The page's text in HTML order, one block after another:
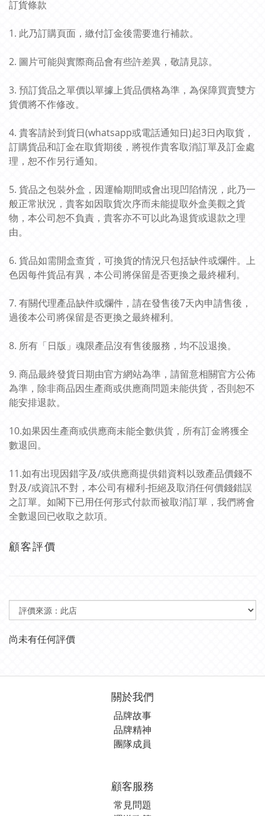
訂貨條款
1. 此乃訂購頁面，繳付訂金後需要進行補款。
2. 圖片可能與實際商品會有些許差異，敬請見諒。
3. 預訂貨品之單價以單據上貨品價格為準，為保障買賣雙方
貨價將不作修改。
4. 貴客請於到貨日(whatsapp或電話通知日)起3日內取貨，
訂購貨品和訂金在取貨期後，將視作貴客取消訂單及訂金處
理，恕不作另行通知。
5. 貨品之包裝外盒，因運輸期間或會出現凹陷情況，此乃一
般正常狀況，貴客如因取貨次序而未能提取外盒美觀之貨
物，本公司恕不負責，貴客亦不可以此為退貨或退款之理
由。
6. 貨品如需開盒查貨，可換貨的情況只包括缺件或爛件。上
色因每件貨品有異，本公司將保留是否更換之最終權利。
7. 有關代理產品缺件或爛件，請在發售後7天內申請售後，
過後本公司將保留是否更換之最終權利。
8. 所有「日版」魂限產品沒有售後服務，均不設退換。
9. 商品最終發貨日期由官方網站為準，請留意相關官方公佈
為準，除非商品因生產商或供應商問題未能供貨，否則恕不
能安排退款。
10.如果因生產商或供應商未能全數供貨，所有訂金將獲全
數退回。
11.如有出現因錯字及/或供應商提供錯資料以致產品價錢不
對及/或資訊不對，本公司有權利-拒絕及取消任何價錢錯誤
之訂單。如閣下已用任何形式付款而被取消訂單，我們將會
全數退回已收取之款項。
顧客評價
尚未有任何評價
關於我們
品牌故事
品牌精神
團隊成員
顧客服務
常見問題